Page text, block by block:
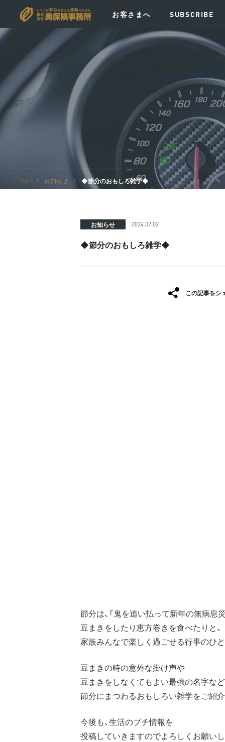
お客さまへ
VISION
SUBSCRIBE
TOP お知らせ ◆節分のおもしろ雑学◆
お知らせ 2024.02.02
◆節分のおもしろ雑学◆
この記事をシ
節分は、「鬼を追い払って新年の無病息
豆まきをしたり恵方巻きを食べたりと、
家族みんなで楽しく過ごせる行事のひ
豆まきの時の意外な掛け声や
豆まきをしなくてもよい最強の名字など
節分にまつわるおもしろい雑学をご紹介
今後も、生活のプチ情報を
投稿していきますのでよろしくお願い